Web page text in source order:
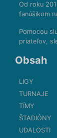
Od roku
fanúšikom
Pomocou
priateľov,
Obsah
LIGY
TURNAJE
TÍMY
ŠTADIÓNY
UDALOSTI